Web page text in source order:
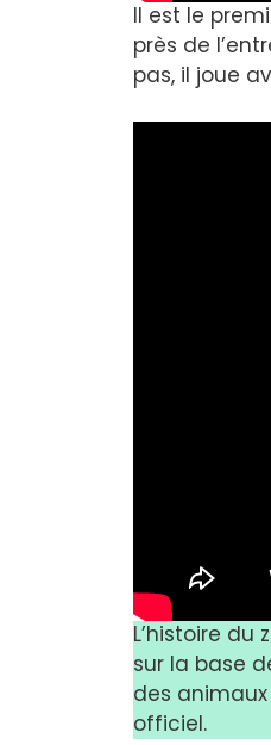
Il est le
près de
pas, il joue
L’histoire du
sur la base
des
officiel.